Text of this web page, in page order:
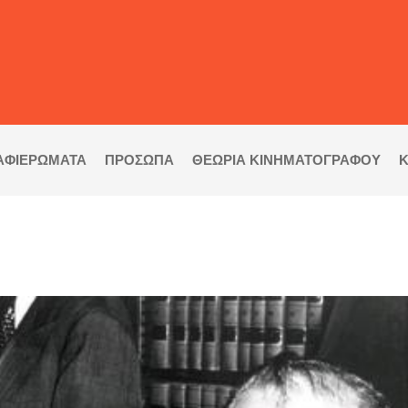
ΠΡΟΣΩΠΑ ΘΕΩΡΙΑ ΚΙΝΗΜΑΤΟΓΡΑΦΟΥ